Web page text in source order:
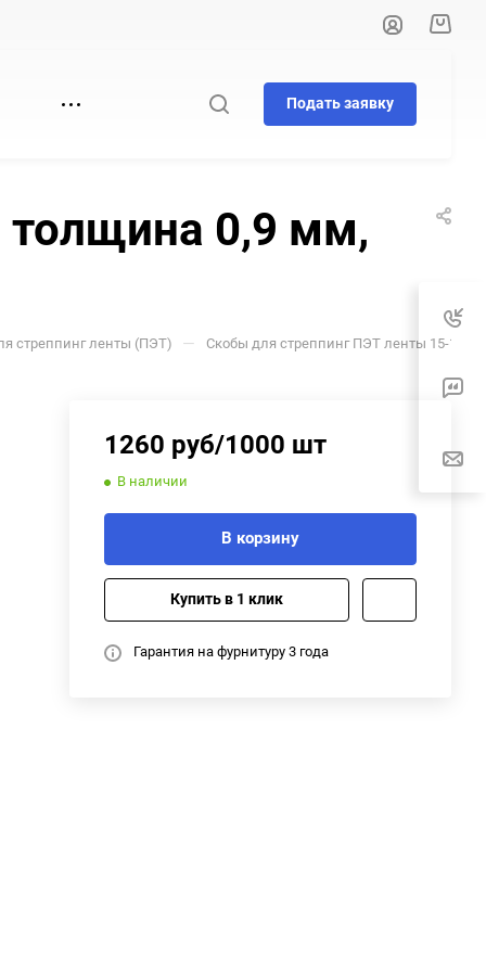
Подать заявку
0,9 мм,
стреппинг ленты (ПЭТ) — Скобы для стреппинг ПЭТ ленты 15-16
1260 руб/1000 шт
В наличии
В корзину
Купить в 1 клик
Гарантия на фурнитуру 3 года